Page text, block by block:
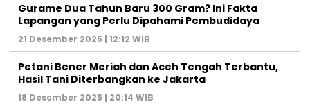
Gurame Dua Tahun Baru 300 Gram? Ini Fakta
Lapangan yang Perlu Dipahami Pembudidaya
21 Desember 2025 | 12:12 WIB
Petani Bener Meriah dan Aceh Tengah Terbantu,
Hasil Tani Diterbangkan ke Jakarta
18 Desember 2025 | 20:14 WIB